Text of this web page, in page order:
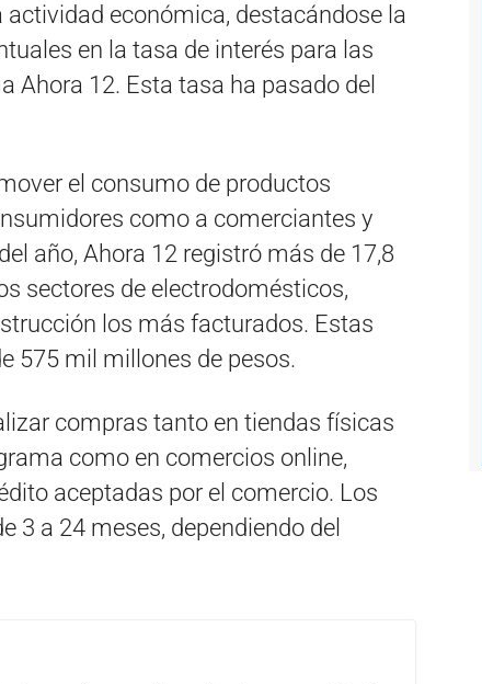
económica, destacándose la
en la tasa de interés para las
Ahora 12. Esta tasa ha pasado del
el consumo de productos
como a comerciantes y
año, Ahora 12 registró más de 17,8
sectores de electrodomésticos,
los más facturados. Estas
575 mil millones de pesos.
compras tanto en tiendas físicas
como en comercios online,
aceptadas por el comercio. Los
3 a 24 meses, dependiendo del